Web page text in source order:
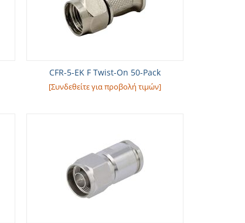
CFR-5-EK F Twist-On 50-Pack
[Συνδεθείτε για προβολή τιμών]